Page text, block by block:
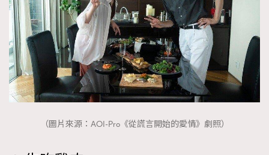
（圖片來源：AOI-Pro《從謊言開始的愛情》劇照）